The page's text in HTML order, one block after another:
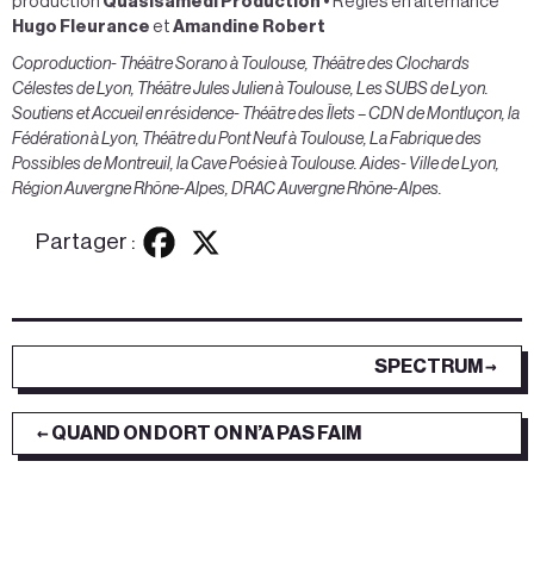
Hugo Fleurance et Amandine Robert
Coproduction- Théâtre Sorano à Toulouse, Théâtre des Clochards
Célestes de Lyon, Théâtre Jules Julien à Toulouse, Les SUBS de Lyon.
Soutiens et Accueil en résidence- Théâtre des Îlets – CDN de Montluçon, la
Fédération à Lyon, Théâtre du Pont Neuf à Toulouse, La Fabrique des
Possibles de Montreuil, la Cave Poésie à Toulouse. Aides- Ville de Lyon,
Région Auvergne Rhône-Alpes, DRAC Auvergne Rhône-Alpes.
Partager :
← QUAND ON DORT ON N’A PAS FAIM
SPECTRUM →